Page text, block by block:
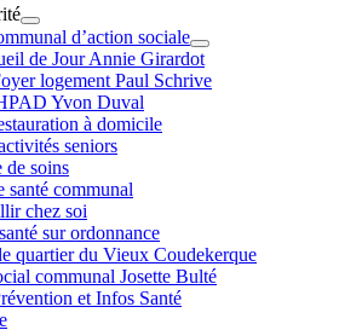
d’action sociale
de Jour Annie Girardot
logement Paul Schrive
Yvon Duval
à domicile
seniors
de soins
santé communal
chez soi
sur ordonnance
quartier du Vieux Coudekerque
communal Josette Bulté
et Infos Santé